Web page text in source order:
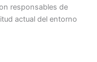
responsables de
actual del entorno